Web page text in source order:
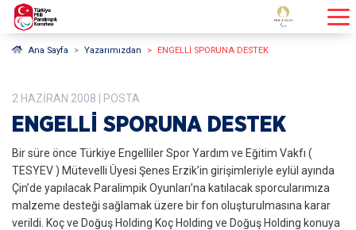
Ana Sayfa Yazarımızdan ENGELLİ SPORUNA DESTEK
2 HAZIRAN 2008 | POSTA
ENGELLİ SPORUNA DESTEK
Bir süre önce Türkiye Engelliler Spor Yardım ve Eğitim Vakfı (
TESYEV ) Mütevelli Üyesi Şenes Erzik’in girişimleriyle eylül ayında
Çin’de yapılacak Paralimpik Oyunları’na katılacak sporcularımıza
malzeme desteği sağlamak üzere bir fon oluşturulmasına karar
verildi. Koç ve Doğuş Holding Koç Holding ve Doğuş Holding konuya